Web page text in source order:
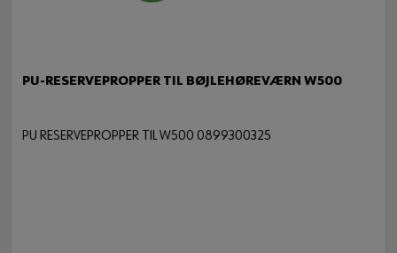
PU-RESERVEPROPPER TIL BØJLEHØREVÆRN W500
PU RESERVEPROPPER TIL W500 0899300325